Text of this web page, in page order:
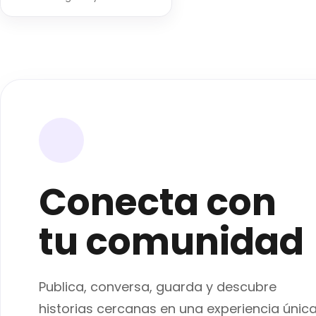
Conecta con
tu comunidad
Publica, conversa, guarda y descubre
historias cercanas en una experiencia